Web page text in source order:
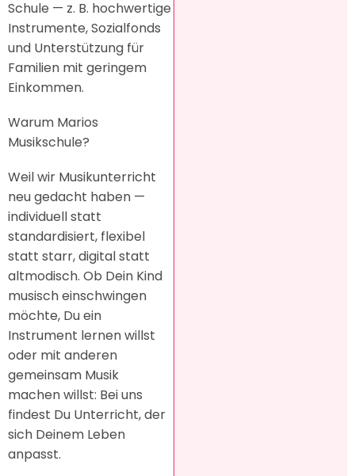
Schule — z. B. hochwertige
Instrumente, Sozialfonds
und Unterstützung für
Familien mit geringem
Einkommen.
Warum Marios
Musikschule?
Weil wir Musikunterricht
neu gedacht haben —
individuell statt
standardisiert, flexibel
statt starr, digital statt
altmodisch. Ob Dein Kind
musisch einschwingen
möchte, Du ein
Instrument lernen willst
oder mit anderen
gemeinsam Musik
machen willst: Bei uns
findest Du Unterricht, der
sich Deinem Leben
anpasst.